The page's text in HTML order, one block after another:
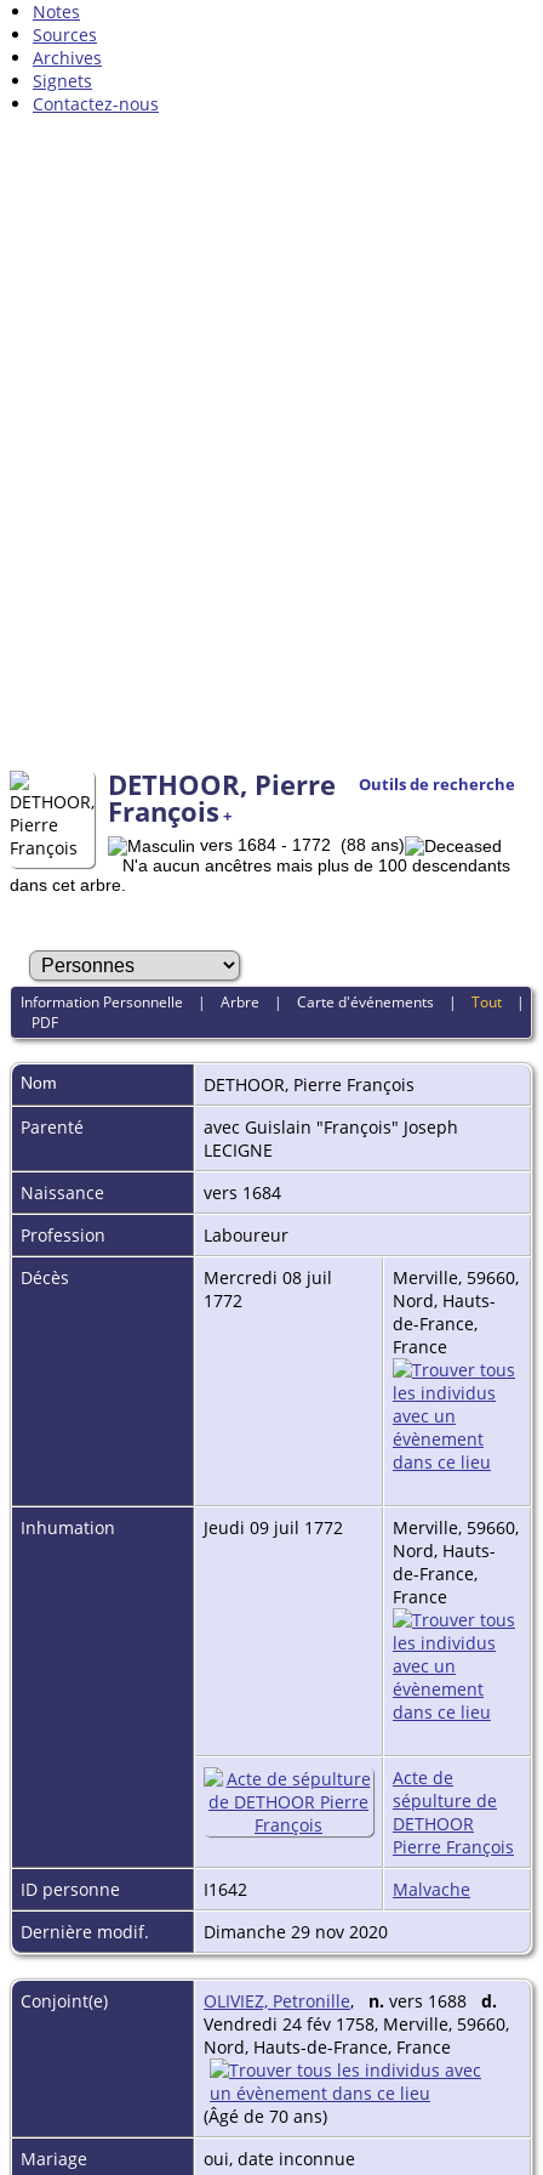
Notes
Sources
Archives
Signets
Contactez-nous
Outils de recherche
DETHOOR, Pierre
François +
vers 1684 - 1772 (88 ans)
N'a aucun ancêtres mais plus de 100 descendants
dans cet arbre.
Information Personnelle |Arbre |Carte d'événements |Tout |
PDF
Nom DETHOOR, Pierre François
Parenté
avec Guislain "François" Joseph
LECIGNE
Naissance
vers 1684
Profession
Laboureur
Décès
Mercredi 08 juil
1772
Merville, 59660,
Nord, Hauts-
de-France,
France
Inhumation Jeudi 09 juil 1772
Merville, 59660,
Nord, Hauts-
de-France,
France
Acte de
sépulture de
DETHOOR
Pierre François
ID personne
I1642
Malvache
Dernière modif.
Dimanche 29 nov 2020
Conjoint(e) OLIVIEZ, Petronille, n. vers 1688 d.
Vendredi 24 fév 1758, Merville, 59660,
Nord, Hauts-de-France, France
(Âgé de 70 ans)
Mariage
oui, date inconnue